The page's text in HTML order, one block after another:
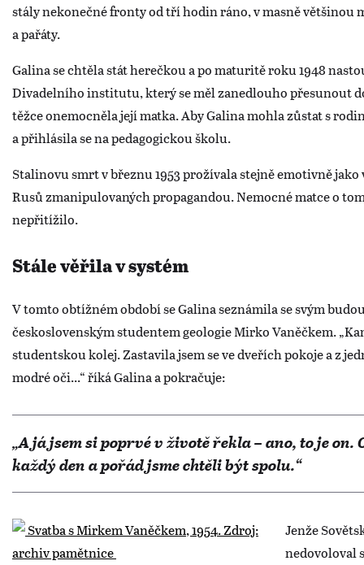
stály nekonečné fronty od tří hodin ráno, v masně většinou
a pařáty.
Galina se chtěla stát herečkou a po maturitě roku 1948
Divadelního institutu, který se měl zanedlouho přesunout
těžce onemocněla její matka. Aby Galina mohla zůstat s
a přihlásila se na pedagogickou školu.
Stalinovu smrt v březnu 1953 prožívala stejně emotivně jako
Rusů zmanipulovaných propagandou. Nemocné matce o
nepřitížilo.
Stále věřila v systém
V tomto obtížném období se Galina seznámila se svým
československým studentem geologie Mirko Vaněčkem.
studentskou kolej. Zastavila jsem se ve dveřích pokoje a z
modré oči...“ říká Galina a pokračuje:
„A já jsem si poprvé v životě řekla – ano, to je on.
každý den a pořád jsme chtěli být spolu.“
Jenže
nedovoloval